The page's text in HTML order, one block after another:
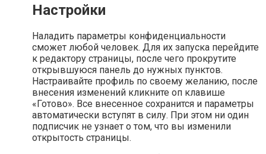
Настройки
Наладить параметры конфиденциальности
сможет любой человек. Для их запуска перейдите
к редактору страницы, после чего прокрутите
открывшуюся панель до нужных пунктов.
Настраивайте профиль по своему желанию, после
внесения изменений кликните оп клавише
«Готово». Все внесенное сохранится и параметры
автоматически вступят в силу. При этом ни один
подписчик не узнает о том, что вы изменили
открытость страницы.